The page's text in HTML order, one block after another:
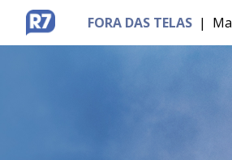
MENU BRASÍLIA
FORA DAS TELAS |